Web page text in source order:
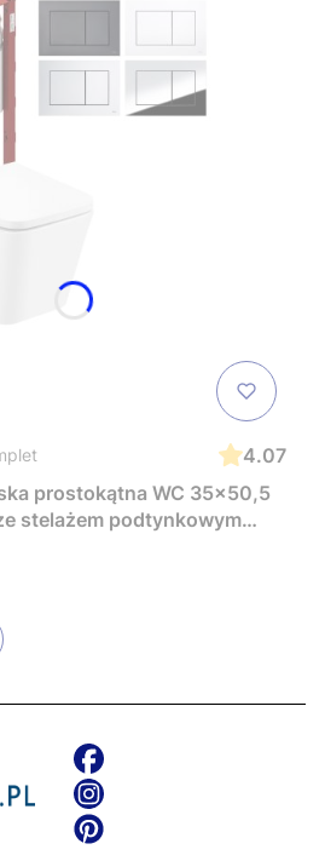
4.07
prostokątna WC 35x50,5
stelażem podtynkowym
TeceNow